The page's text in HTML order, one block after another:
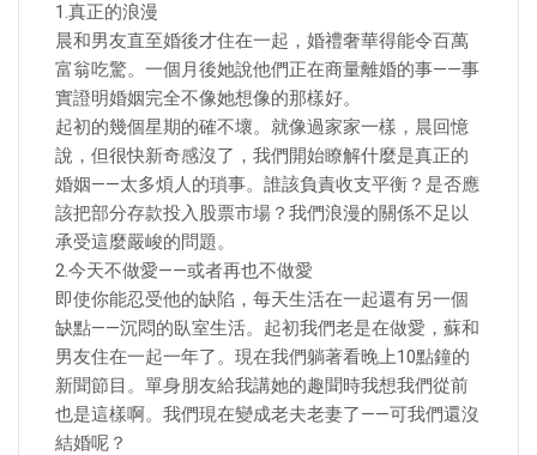
1.真正的浪漫
晨和男友直至婚後才住在一起，婚禮奢華得能令百萬
富翁吃驚。一個月後她說他們正在商量離婚的事——事
實證明婚姻完全不像她想像的那樣好。
起初的幾個星期的確不壞。就像過家家一樣，晨回憶
說，但很快新奇感沒了，我們開始瞭解什麼是真正的
婚姻——太多煩人的瑣事。誰該負責收支平衡？是否應
該把部分存款投入股票市場？我們浪漫的關係不足以
承受這麼嚴峻的問題。
2.今天不做愛——或者再也不做愛
即使你能忍受他的缺陷，每天生活在一起還有另一個
缺點——沉悶的臥室生活。起初我們老是在做愛，蘇和
男友住在一起一年了。現在我們躺著看晚上10點鐘的
新聞節目。單身朋友給我講她的趣聞時我想我們從前
也是這樣啊。我們現在變成老夫老妻了——可我們還沒
結婚呢？